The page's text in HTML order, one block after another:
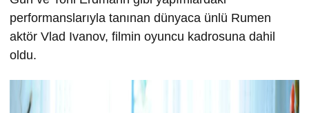
performanslarıyla tanınan dünyaca ünlü Rumen
aktör Vlad Ivanov, filmin oyuncu kadrosuna dahil
oldu.